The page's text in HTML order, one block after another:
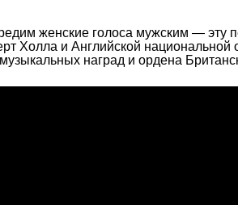
женские голоса мужским — эту
Холла и Английской
наград и ордена